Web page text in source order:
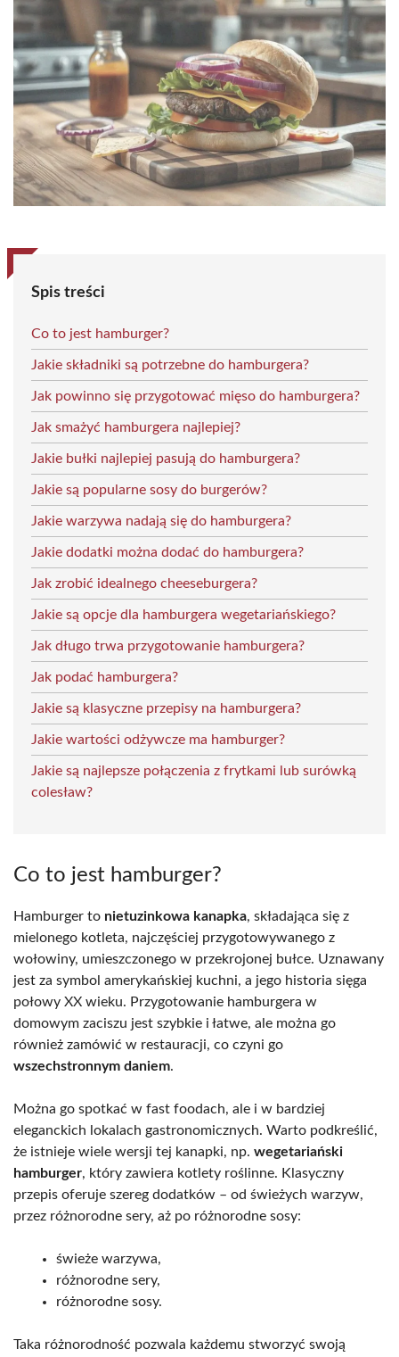
Spis treści
Co to jest hamburger?
Jakie składniki są potrzebne do hamburgera?
Jak powinno się przygotować mięso do hamburgera?
Jak smażyć hamburgera najlepiej?
Jakie bułki najlepiej pasują do hamburgera?
Jakie są popularne sosy do burgerów?
Jakie warzywa nadają się do hamburgera?
Jakie dodatki można dodać do hamburgera?
Jak zrobić idealnego cheeseburgera?
Jakie są opcje dla hamburgera wegetariańskiego?
Jak długo trwa przygotowanie hamburgera?
Jak podać hamburgera?
Jakie są klasyczne przepisy na hamburgera?
Jakie wartości odżywcze ma hamburger?
Jakie są najlepsze połączenia z frytkami lub surówką
colesław?
Co to jest hamburger?
Hamburger to nietuzinkowa kanapka, składająca się z
mielonego kotleta, najczęściej przygotowywanego z
wołowiny, umieszczonego w przekrojonej bułce. Uznawany
jest za symbol amerykańskiej kuchni, a jego historia sięga
połowy XX wieku. Przygotowanie hamburgera w
domowym zaciszu jest szybkie i łatwe, ale można go
również zamówić w restauracji, co czyni go
wszechstronnym daniem.
Można go spotkać w fast foodach, ale i w bardziej
eleganckich lokalach gastronomicznych. Warto podkreślić,
że istnieje wiele wersji tej kanapki, np. wegetariański
hamburger, który zawiera kotlety roślinne. Klasyczny
przepis oferuje szereg dodatków – od świeżych warzyw,
przez różnorodne sery, aż po różnorodne sosy:
świeże warzywa,
różnorodne sery,
różnorodne sosy.
Taka różnorodność pozwala każdemu stworzyć swoją